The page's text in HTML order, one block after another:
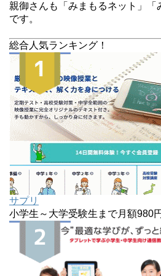
親御さんも「みまもるネット」「
です。
総合人気ランキング！
サプリ
小学生～大学受験生まで月額980